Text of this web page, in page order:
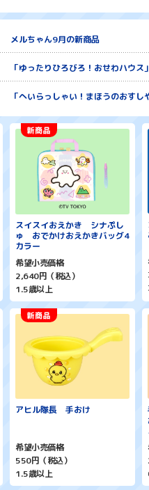
メルちゃん9月の新商品
「ゆったりひろびろ！おせわハウ
「へいらっしゃい！まほうのおす
スイスイおえかき シナぷし
ゅ おでかけおえかきバッグ4
カラー
希望小売価格
2,640円（税込）
1.5歳以上
アヒル隊長 手おけ
希望小売価格
550円（税込）
1.5歳以上